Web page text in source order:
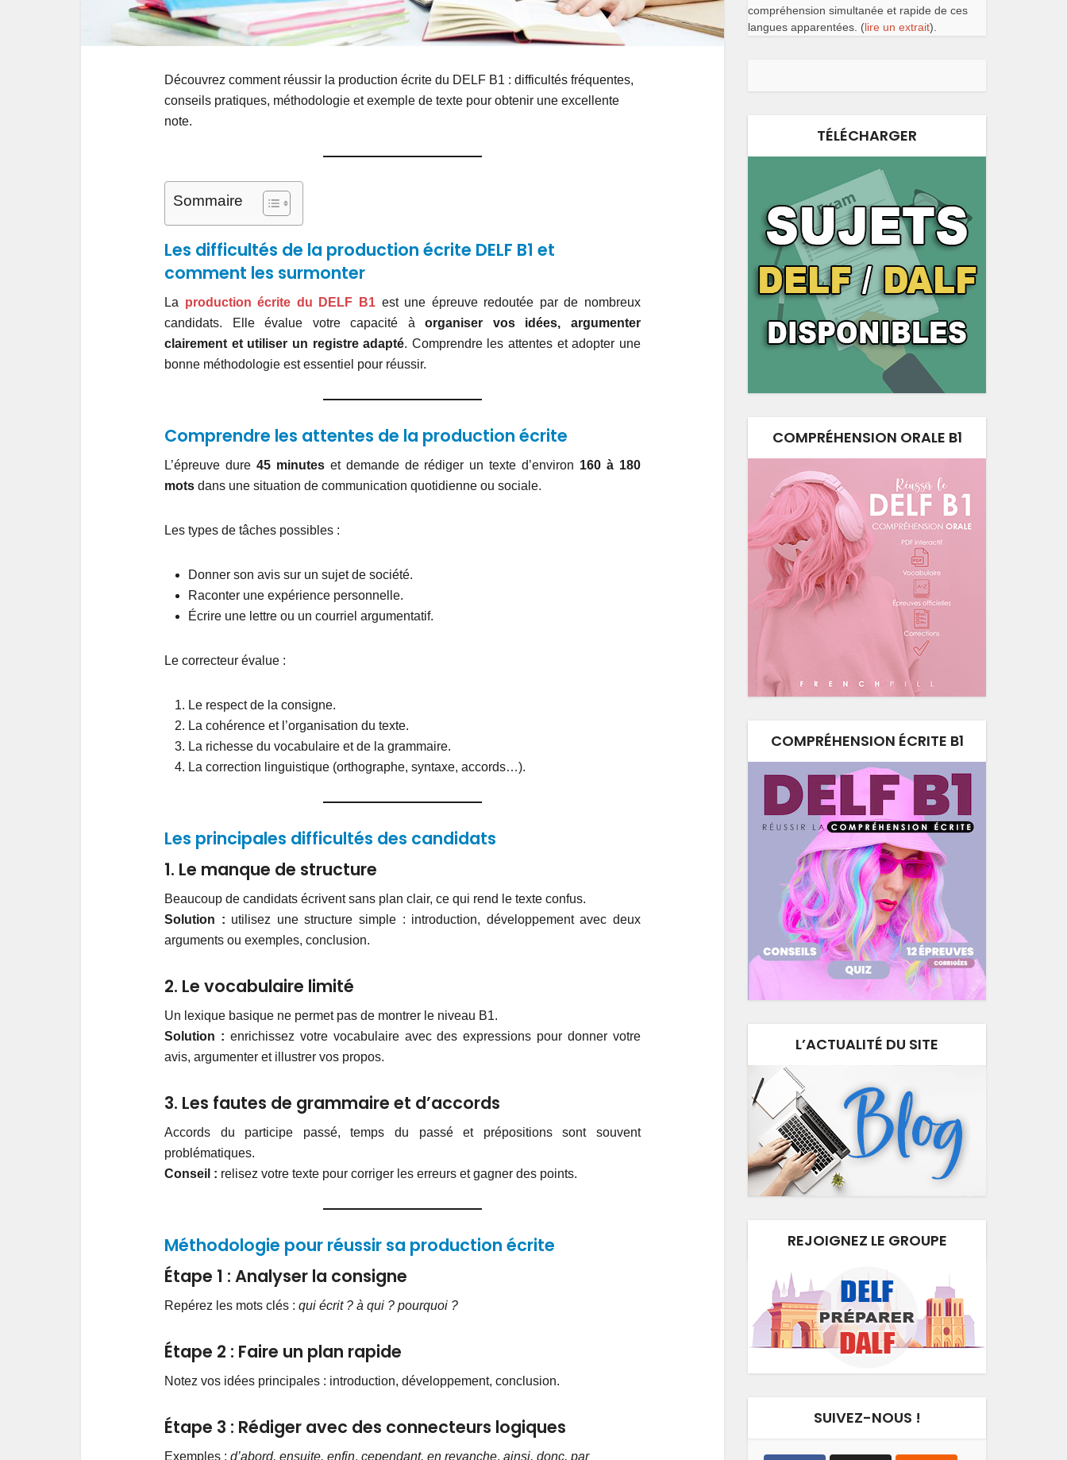
Découvrez comment réussir la production écrite du DELF B1 : difficultés fréquentes,
conseils pratiques, méthodologie et exemple de texte pour obtenir une excellente
note.
Sommaire
Les difficultés de la production écrite DELF B1 et
comment les surmonter
La production écrite du DELF B1est une épreuve redoutée par de nombreux
candidats. Elle évalue votre capacité àorganiser vos idées, argumenter
clairement et utiliser un registre adapté. Comprendre les attentes et adopter une
bonne méthodologie est essentiel pour réussir.
Comprendre les attentes de la production écrite
L’épreuve dure 45 minuteset demande de rédiger un texte d’environ 160 à 180
mots dans une situation de communication quotidienne ou sociale.
Les types de tâches possibles :
Donner son avis sur un sujet de société.
Raconter une expérience personnelle.
Écrire une lettre ou un courriel argumentatif.
Le correcteur évalue :
Le respect de la consigne.
La cohérence et l’organisation du texte.
La richesse du vocabulaire et de la grammaire.
La correction linguistique (orthographe, syntaxe, accords…).
Les principales difficultés des candidats
1. Le manque de structure
Beaucoup de candidats écrivent sans plan clair, ce qui rend le texte confus.
Solution : utilisez une structure simple : introduction, développement avec deux
arguments ou exemples, conclusion.
2. Le vocabulaire limité
Un lexique basique ne permet pas de montrer le niveau B1.
Solution : enrichissez votre vocabulaire avec des expressions pour donner votre
avis, argumenter et illustrer vos propos.
3. Les fautes de grammaire et d’accords
Accords du participe passé, temps du passé et prépositions sont souvent
problématiques.
Conseil : relisez votre texte pour corriger les erreurs et gagner des points.
Méthodologie pour réussir sa production écrite
Étape 1 : Analyser la consigne
Repérez les mots clés : qui écrit ? à qui ? pourquoi ?
Étape 2 : Faire un plan rapide
Notez vos idées principales : introduction, développement, conclusion.
Étape 3 : Rédiger avec des connecteurs logiques
Exemples : d’abord, ensuite, enfin, cependant, en revanche, ainsi, donc, par
compréhension simultanée et rapide de ces
langues apparentées. (lire un extrait).
TÉLÉCHARGER
COMPRÉHENSION ORALE B1
COMPRÉHENSION ÉCRITE B1
L’ACTUALITÉ DU SITE
REJOIGNEZ LE GROUPE
SUIVEZ-NOUS !